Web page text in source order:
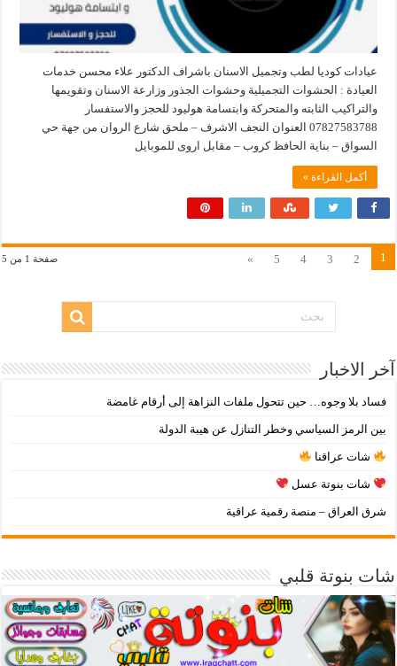
عيادات كوديا لطب وتجميل الاسنان باشراف الدكتور علاء محسن خدمات
العيادة : الحشوات التجميلية وحشوات الجذور وزارعة الاسنان وتقويمها
والتراكيب الثابته والمتحركة وابتسامة هوليود للحجز والاستفسار
07827583788 العنوان النجف الاشرف – ملحق شارع الروان من جهة حي
السواق – بناية الحافظ كروب – مقابل اروى للموبايل
أكمل القراءة »
صفحة 1 من 5 1
2
3
4
5
»
آخر الاخبار
فساد بلا وجوه… حين تتحول ملفات النزاهة إلى أرقام غامضة
بين الرمز السياسي وخطر التنازل عن هيبة الدولة
شات عراقنا
شات بنوتة عسل
شرق العراق – منصة رقمية عراقية
شات بنوتة قلبي